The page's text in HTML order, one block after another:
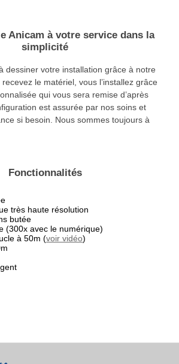
Anicam à votre service dans la
simplicité
dessiner votre installation grâce à notre
le matériel, vous l’installez grâce
qui vous sera remise d’après
est assurée par nos soins et
si besoin. Nous sommes toujours à
Fonctionnalités
très haute résolution
butée
(300x avec le numérique)
à 50m (voir vidéo)